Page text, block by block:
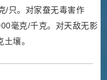
/只。对家蚕无毒害作
毫克/千克。对天敌无影
壤。